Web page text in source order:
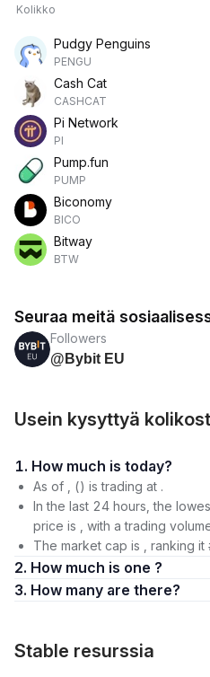
Kolikko
Pudgy Penguins
PENGU
Cash Cat
CASHCAT
Pi Network
PI
Pump.fun
PUMP
Biconomy
BICO
Bitway
BTW
Seuraa meitä
Followers
@Bybit EU
Usein kysyttyä
1. How much is today?
As of , () is trading at .
In the last 24 hours, the
price is , with a trading
The market cap is , ranking
2. How much is one ?
3. How many are there?
​​Stable resurssia